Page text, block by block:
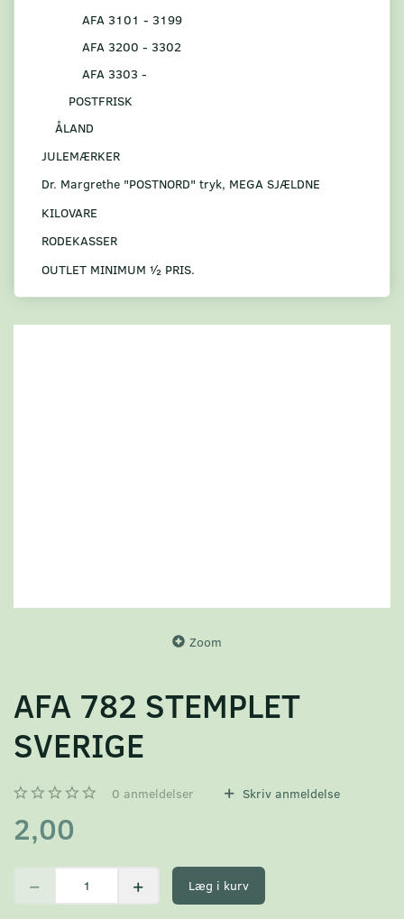
AFA 3101 - 3199
AFA 3200 - 3302
AFA 3303 -
POSTFRISK
ÅLAND
JULEMÆRKER
Dr. Margrethe "POSTNORD" tryk, MEGA SJÆLDNE
KILOVARE
RODEKASSER
OUTLET MINIMUM ½ PRIS.
Zoom
AFA 782 STEMPLET
SVERIGE
0 anmeldelser Skriv anmeldelse
2,00
Læg i kurv